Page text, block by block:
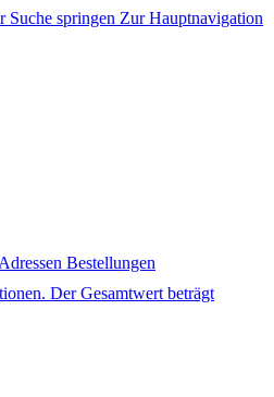
Suche springen Zur Hauptnavigation
Adressen Bestellungen
Der Gesamtwert beträgt